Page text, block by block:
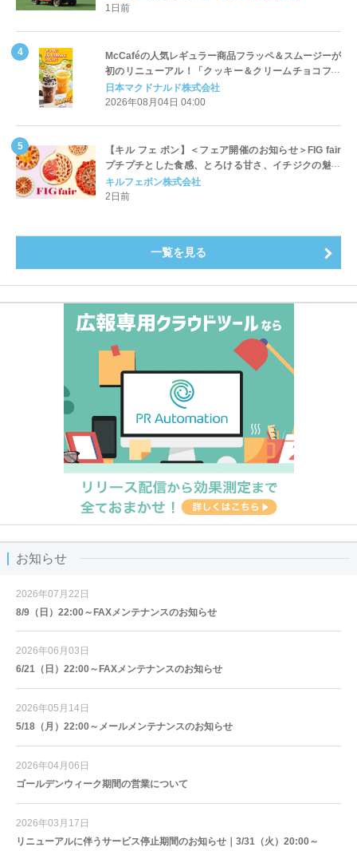
1日前
McCaféの人気レギュラー商品フラッペ＆スムージーが
初のリニューアル！「クッキー＆クリームチョコフラ
ッペ」「マンゴースムージー」8月5日（水）から販売
開始
日本マクドナルド株式会社
2026年08月04日 04:00
【キル フェ ボン】＜フェア開催のお知らせ＞FIG fair
プチプチとした食感、とろける甘さ、イチジクの魅力
をたっぷりと。新作を含め、イチジク尽くしの全4種が
登場8月20日（木）スタート
キルフェボン株式会社
2日前
一覧を見る
お知らせ
2026年07月22日
8/9（日）22:00～FAXメンテナンスのお知らせ
2026年06月03日
6/21（日）22:00～FAXメンテナンスのお知らせ
2026年05月14日
5/18（月）22:00～メールメンテナンスのお知らせ
2026年04月06日
ゴールデンウィーク期間の営業について
2026年03月17日
リニューアルに伴うサービス停止期間のお知らせ｜3/31（火）20:00～